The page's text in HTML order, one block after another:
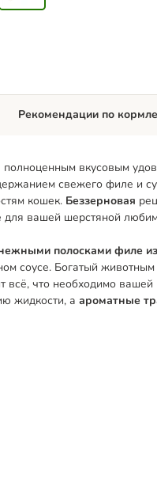
вкусовым
свежего филе и
кошек. Беззерновая
вашей шерстяной
полосками филе
соусе. Богатый
что необходимо
жидкости, а ароматные
Рекомендации по